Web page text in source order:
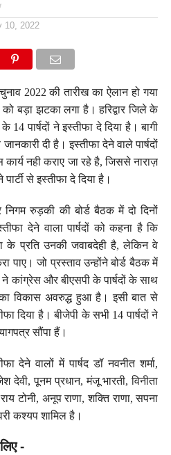
10, 2022
2022 की तारीख का ऐलान हो गया
बड़ा झटका लगा है। हरिद्वार जिले के
14 पार्षदों ने इस्तीफा दे दिया है। बागी
दी है। इस्तीफा देने वाले पार्षदों
नही कराए जा रहे है, जिससे नाराज़
से इस्तीफा दे दिया है।
निगम रुड़की की बोर्ड बैठक में दो दिनों
देने वाला पार्षदों को कहना है कि
के प्रति उनकी जवाबदेही है, लेकिन वे
पाए। जो प्रस्ताव उन्होंने बोर्ड बैठक में
कांग्रेस और बीएसपी के पार्षदों के साथ
का विकास अवरुद्ध हुआ है। इसी बात से
दिया है। बीजेपी के सभी 14 पार्षदों ने
सौंपा हैं।
देने वालों में पार्षद डॉ नवनीत शर्मा,
देवी, पूनम प्रधान, मंजू भारती, विनीता
टोनी, अनूप राणा, शक्ति राणा, सपना
कश्यप शामिल है।
-